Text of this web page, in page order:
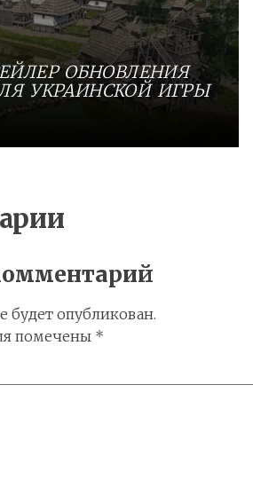
ОБНОВЛЕНИЯ
УКРАИНСКОЙ ИГРЫ
будет опубликован.
помечены *